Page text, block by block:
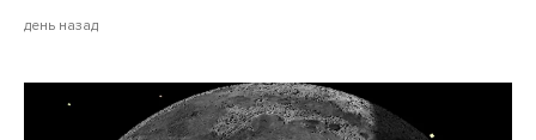
день назад